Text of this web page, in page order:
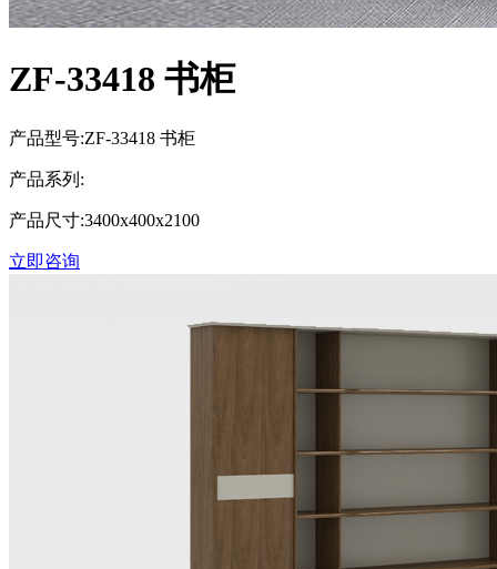
ZF-33418 书柜
产品型号:ZF-33418 书柜
产品系列:
产品尺寸:3400x400x2100
立即咨询